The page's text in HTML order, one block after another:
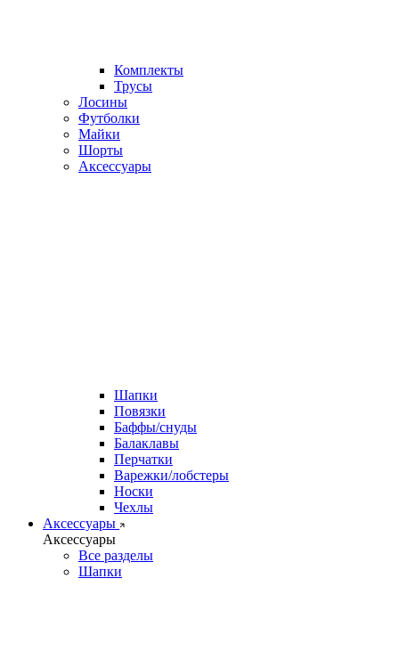
Комплекты
Трусы
Лосины
Футболки
Майки
Шорты
Аксессуары
Шапки
Повязки
Баффы/снуды
Балаклавы
Перчатки
Варежки/лобстеры
Носки
Чехлы
Аксессуары
Аксессуары
Все разделы
Шапки